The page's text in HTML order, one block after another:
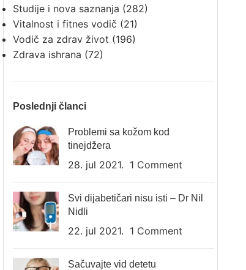
Studije i nova saznanja (282)
Vitalnost i fitnes vodič (21)
Vodič za zdrav život (196)
Zdrava ishrana (72)
Poslednji članci
Problemi sa kožom kod
tinejdžera
28. jul 2021. 1 Comment
Svi dijabetičari nisu isti – Dr Nil
Nidli
22. jul 2021. 1 Comment
Sačuvajte vid detetu